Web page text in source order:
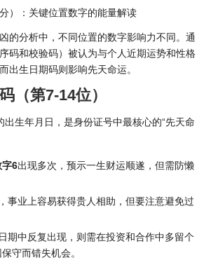
）：关键位置数字的能量解读
的分析中，不同位置的数字影响力不同。通
码和校验码）被认为与个人近期运势和性格
出生日期码则影响先天命运。
（第7-14位）
出生年月日，是身份证号中最核心的“先天命
字6出现多次，预示一生财运顺遂，但需防懒
事业上容易获得贵人相助，但要注意避免过
期中反复出现，则需在投资和合作中多留个
守而错失机会。